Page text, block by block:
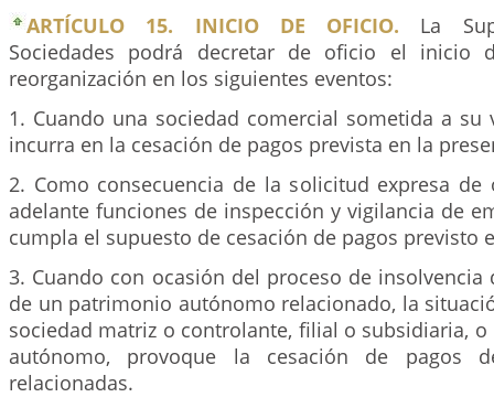
ARTÍCULO 15. INICIO DE OFICIO. La
Sociedades podrá decretar de oficio el inicio
reorganización en los siguientes eventos:
1. Cuando una sociedad comercial sometida a
incurra en la cesación de pagos prevista en la
2. Como consecuencia de la solicitud expresa
adelante funciones de inspección y vigilancia de
cumpla el supuesto de cesación de pagos previsto
3. Cuando con ocasión del proceso de insolvencia
de un patrimonio autónomo relacionado, la
sociedad matriz o controlante, filial o subsidiaria,
autónomo, provoque la cesación de pagos
relacionadas.